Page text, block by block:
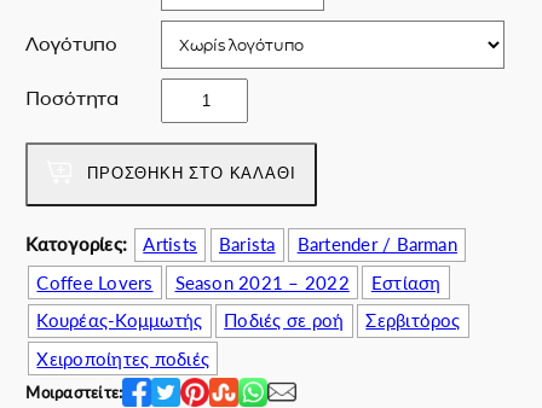
s
:
.
0
0
€
.
ε
ν
α
:
6
.
0
0
€
Λογότυπο
Ποσότητα
h
e
V
c
a
r
π
ο
σ
ό
ΠΡΟΣΘΉΚΗ ΣΤΟ ΚΑΛΆΘΙ
Κατογορίες: Artists Barista
Bartender / Barman
Coffee Lovers
Season 2021 – 2022
Εστίαση
Κουρέας-Κομμωτής
Ποδιές σε ροή
Σερβιτόρος
Χειροποίητες ποδιές
Μοιραστείτε: